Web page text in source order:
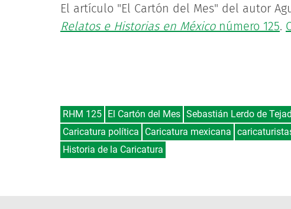
El artículo "El Cartón del Mes" del autor
Relatos e Historias en Méxiconúmero 125.
RHM 125 El Cartón del Mes Sebastián Lerdo de
Caricatura política
Caricatura mexicana
Historia de la Caricatura